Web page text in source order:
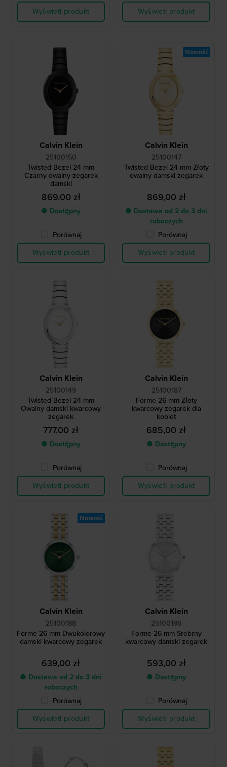
Wyświetl produkt Wyświetl produkt
Calvin Klein
25100150
Twisted Bezel 24 mm
Czarny owalny zegarek
damski
869,00 zł
● Dostępny
Porównaj
Wyświetl produkt
Calvin Klein
25100147
Twisted Bezel 24 mm Złoty
owalny damski zegarek
869,00 zł
● Dostawa od 2 do 3 dni
roboczych
Porównaj
Wyświetl produkt
Nowość
Calvin Klein
25100149
Twisted Bezel 24 mm
Owalny damski kwarcowy
zegarek
777,00 zł
● Dostępny
Porównaj
Wyświetl produkt
Calvin Klein
25100187
Forme 26 mm Złoty
kwarcowy zegarek dla
kobiet
685,00 zł
● Dostępny
Porównaj
Wyświetl produkt
Calvin Klein
25100188
Forme 26 mm Dwukolorowy
damski kwarcowy zegarek
639,00 zł
● Dostawa od 2 do 3 dni
roboczych
Porównaj
Wyświetl produkt
Nowość
Calvin Klein
25100186
Forme 26 mm Srebrny
kwarcowy damski zegarek
593,00 zł
● Dostępny
Porównaj
Wyświetl produkt